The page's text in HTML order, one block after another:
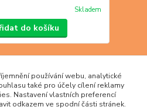
Skladem
do košíku
používání webu, analytické
také pro účely cílení reklamy
Nastavení vlastních preferencí
odkazem ve spodní části stránek.